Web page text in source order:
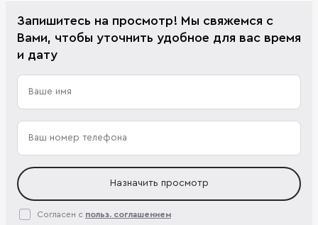
Запишитесь на просмотр! Мы свяжемся с
Вами, чтобы уточнить удобное для вас время
и дату
Назначить просмотр
Согласен с польз. соглашением